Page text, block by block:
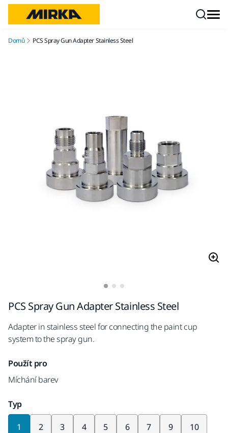
Domů PCS Spray Gun Adapter Stainless Steel
PCS Spray Gun Adapter Stainless Steel
Adapter in stainless steel for connecting the paint cup
system to the spray gun.
Použít pro
Míchání barev
Typ
1 2 3 4 5 6 7 9 10